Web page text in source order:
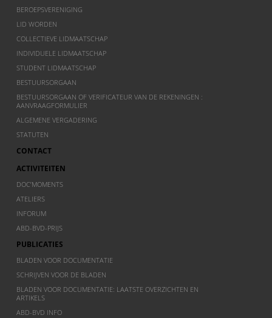
BEROEPSVERENIGING
LID WORDEN
COLLECTIEVE LIDMAATSCHAP
INDIVIDUELE LIDMAATSCHAP
STUDENT LIDMAATSCHAP
BESTUURSORGAAN
BESTUURSORGAAN OF VERIFICATEUR VAN DE REKENINGEN :
AANVRAAGFORMULIER
ALGEMENE VERGADERING
STATUTEN
CONTACT
ACTIVITEITEN
DOC’MOMENTS
ATELIERS
INFORUM
ABD-BVD-PRIJS
PUBLICATIES
BLADEN VOOR DOCUMENTATIE
SCHRIJVEN VOOR DE BLADEN
BLADEN VOOR DOCUMENTATIE: LAATSTE OVERZICHTEN EN
ARTIKELS
ABD-BVD INFO